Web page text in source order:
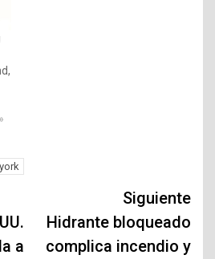
a
Siguiente
Hidrante bloqueado
complica incendio y